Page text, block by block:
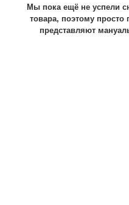
Мы пока ещё не успели
товара, поэтому просто
представляют